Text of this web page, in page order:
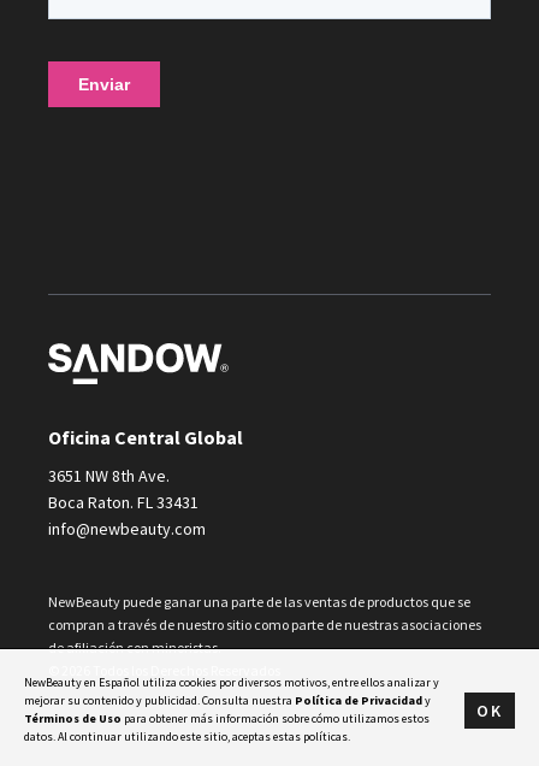
Oficina Central Global
3651 NW 8th Ave.
Boca Raton. FL 33431
info@newbeauty.com
NewBeauty puede ganar una parte de las ventas de productos que se
compran a través de nuestro sitio como parte de nuestras asociaciones
de afiliación con minoristas.
NewBeauty en Español utiliza cookies por diversos motivos, entre ellos analizar y
mejorar su contenido y publicidad. Consulta nuestra Política de Privacidady
Términos de Uso para obtener más información sobre cómo utilizamos estos
datos. Al continuar utilizando este sitio, aceptas estas políticas.
OK